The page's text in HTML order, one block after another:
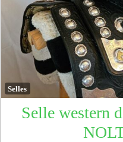
Selles
Selle western